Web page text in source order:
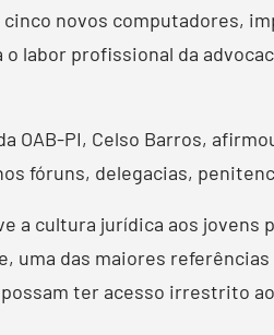
cinco novos computadores,
labor profissional da
OAB-PI, Celso Barros,
fóruns, delegacias,
a cultura jurídica aos
uma das maiores
possam ter acesso irrestrito